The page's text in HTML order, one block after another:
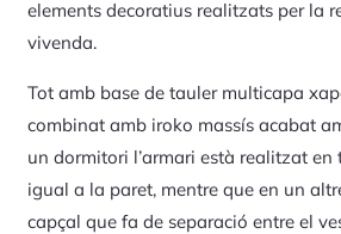
elements decoratius realitzats per la
vivenda.
Tot amb base de tauler multicapa
combinat amb iroko massís acabat
un dormitori l’armari està realitzat
igual a la paret, mentre que en un
capçal que fa de separació entre el